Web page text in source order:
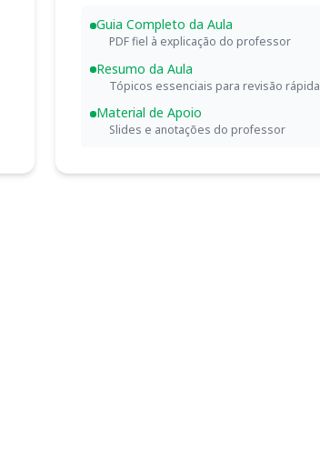
Guia Completo da Aula
PDF fiel à explicação do professor
Resumo da Aula
Tópicos essenciais para revisão rápida
Material de Apoio
Slides e anotações do professor